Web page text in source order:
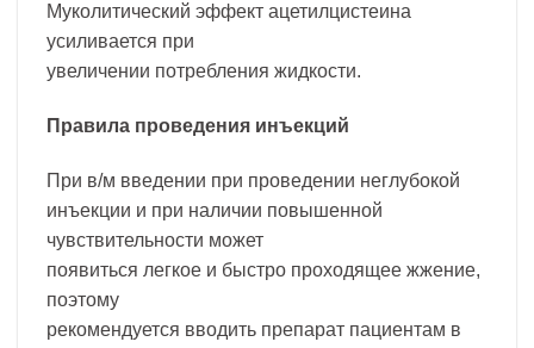
Муколитический эффект ацетилцистеина
усиливается при
увеличении потребления жидкости.
Правила проведения инъекций
При в/м введении при проведении неглубокой
инъекции и при наличии повышенной
чувствительности может
появиться легкое и быстро проходящее жжение,
поэтому
рекомендуется вводить препарат пациентам в